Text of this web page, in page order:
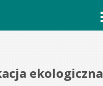
ekologiczna